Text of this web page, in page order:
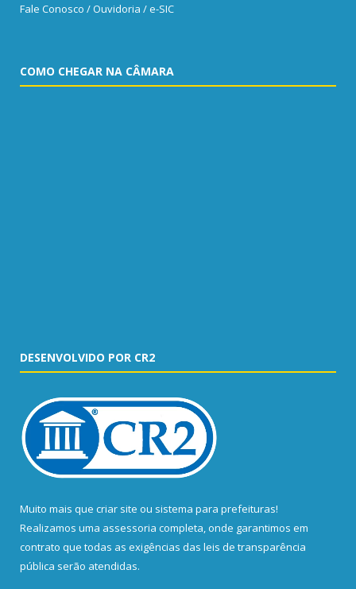
Fale Conosco / Ouvidoria / e-SIC
COMO CHEGAR NA CÂMARA
DESENVOLVIDO POR CR2
Muito mais que criar site ou sistema para prefeituras!
Realizamos uma assessoria completa, onde garantimos em
contrato que todas as exigências das leis de transparência
pública serão atendidas.